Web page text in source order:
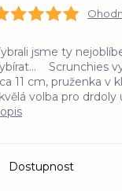
jsme ty
Scrunchies
11 cm, pruženka v
volba pro drdoly
Dostupnost